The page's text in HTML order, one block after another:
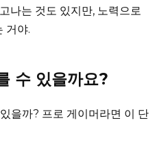
나는 것도 있지만, 노력으로
거야.
수 있을까요?
을까? 프로 게이머라면 이 단